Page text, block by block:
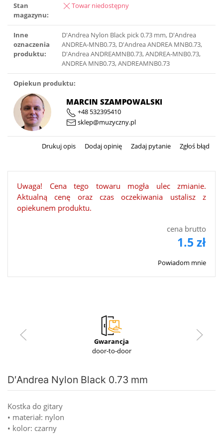
Stan
magazynu:
Towar niedostępny
Inne
oznaczenia
produktu:
D′Andrea Nylon Black pick 0.73 mm, D′Andrea
ANDREA-MNB0.73, D′Andrea ANDREA MNB0.73,
D′Andrea ANDREAMNB0.73, ANDREA-MNB0.73,
ANDREA MNB0.73, ANDREAMNB0.73
Opiekun produktu:
MARCIN SZAMPOWALSKI
+48 532395410
sklep@muzyczny.pl
Drukuj opis Dodaj opinię Zadaj pytanie Zgłoś błąd
Uwaga! Cena tego towaru mogła ulec zmianie.
Aktualną cenę oraz czas oczekiwania ustalisz z
opiekunem produktu.
cena brutto
1.5 zł
Powiadom mnie
Gwarancja
door-to-door
D′Andrea Nylon Black 0.73 mm
Kostka do gitary
• materiał: nylon
• kolor: czarny